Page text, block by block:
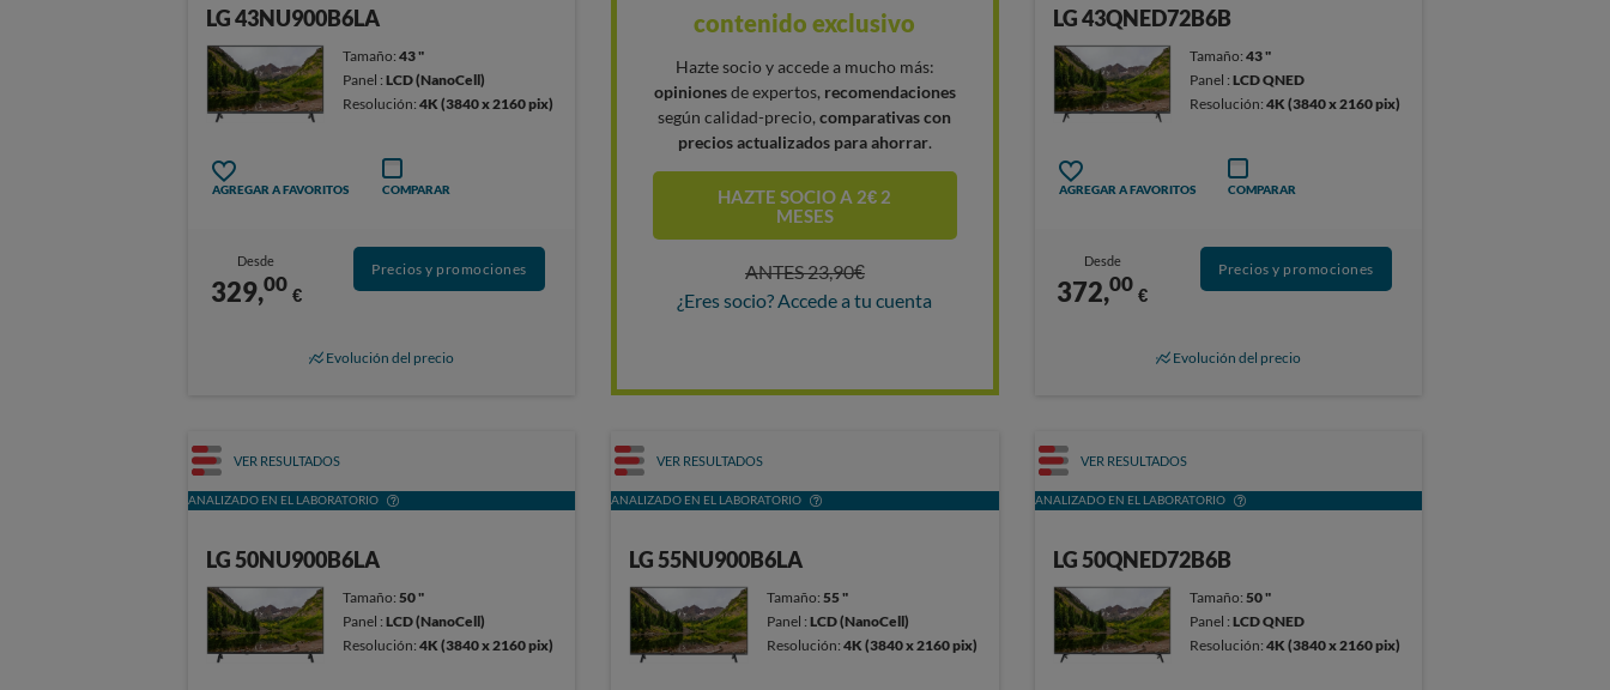
LG 43NU900B6LA
Tamaño:43 "
Panel :LCD (NanoCell)
Resolución:4K (3840 x 2160 pix)
AGREGAR A FAVORITOS COMPARAR
Desde
329,00 €
Precios y promociones
Evolución del precio
contenido exclusivo
Hazte socio y accede a mucho más:
opinionesde expertos, recomendaciones
según calidad-precio,comparativas con
precios actualizados para ahorrar.
HAZTE SOCIO A 2€ 2
MESES
ANTES 23,90€
¿Eres socio? Accede a tu cuenta
LG 43QNED72B6B
Tamaño: 43 "
Panel : LCD QNED
Resolución: 4K (3840 x 2160 pix)
AGREGAR A FAVORITOS COMPARAR
Desde
372,00 €
Precios y promociones
Evolución del precio
VER RESULTADOS
ANALIZADO EN EL LABORATORIO
LG 50NU900B6LA
Tamaño:50 "
Panel :LCD (NanoCell)
Resolución:4K (3840 x 2160 pix)
VER RESULTADOS
ANALIZADO EN EL LABORATORIO
LG 55NU900B6LA
Tamaño: 55 "
Panel : LCD (NanoCell)
Resolución: 4K (3840 x 2160 pix)
VER RESULTADOS
ANALIZADO EN EL LABORATORIO
LG 50QNED72B6B
Tamaño: 50 "
Panel : LCD QNED
Resolución: 4K (3840 x 2160 pix)